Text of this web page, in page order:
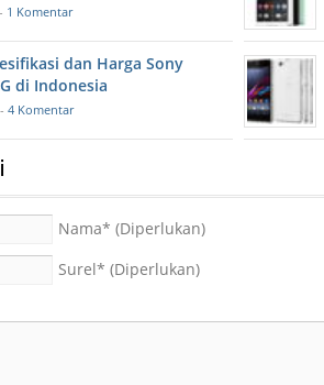
1 Komentar
dan Harga Sony
di Indonesia
4 Komentar
Nama* (Diperlukan)
Surel* (Diperlukan)